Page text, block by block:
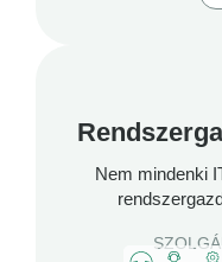
Nem mindenki